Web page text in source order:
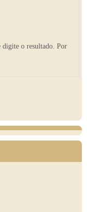
digite o resultado. Por